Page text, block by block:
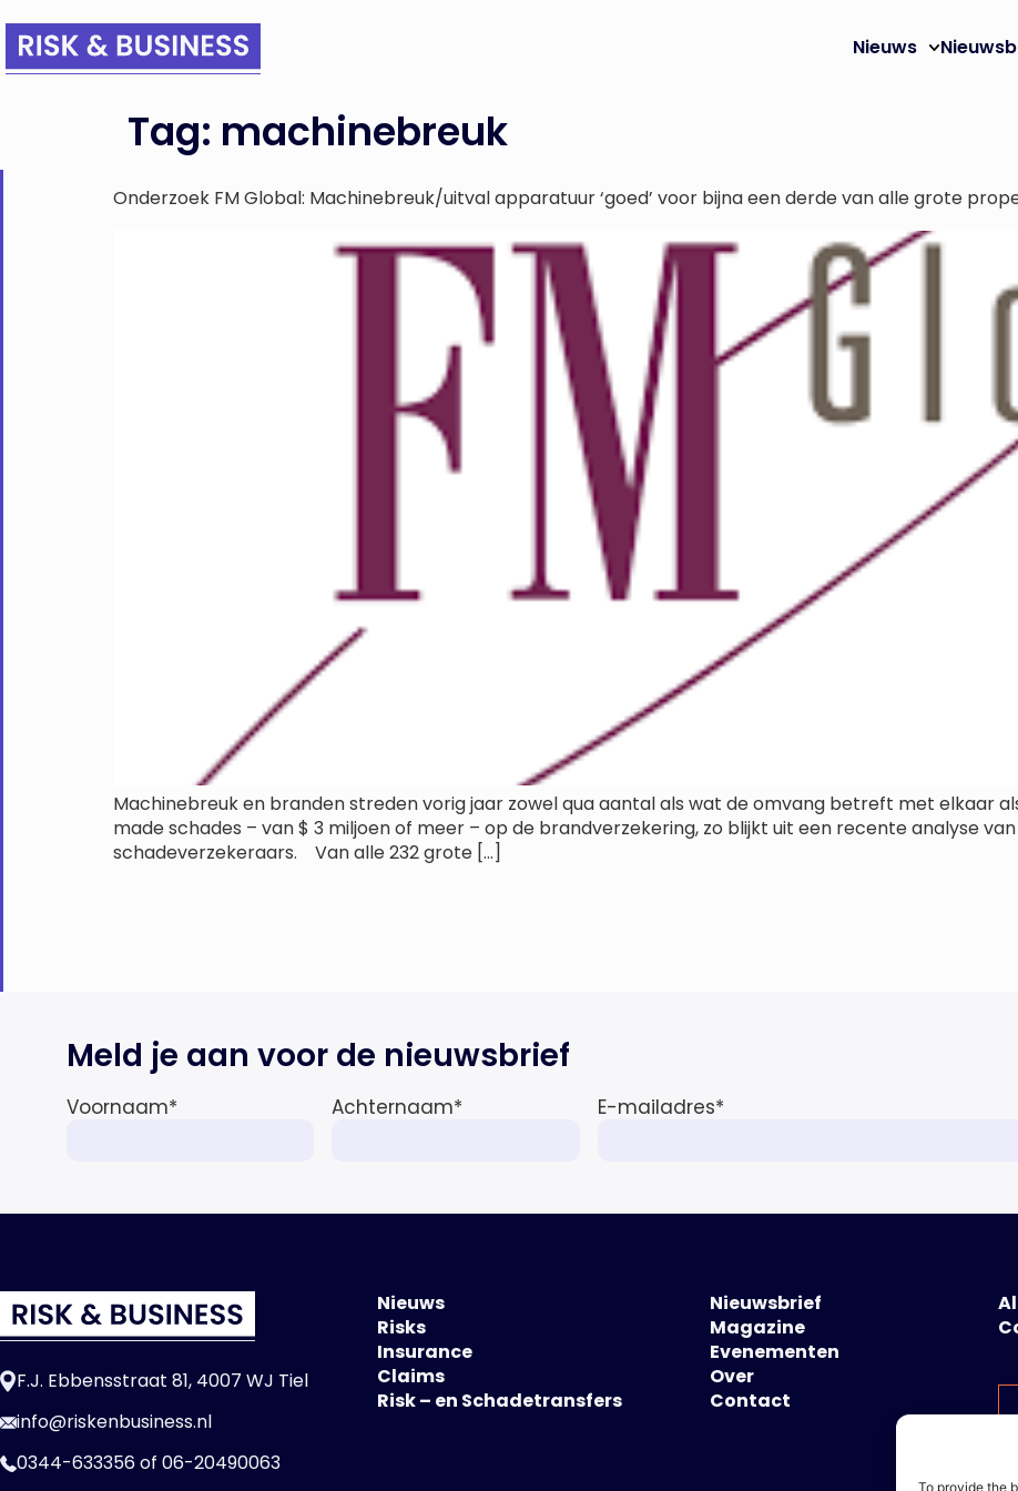
To provide the
Nieuws
Tag: machinebreuk
Onderzoek FM Global: Machinebreuk/uitval apparatuur ‘goed’ voor bijna een derde van alle grote
Machinebreuk en branden streden vorig jaar zowel qua aantal als wat de omvang betreft met elkaar
made schades – van $ 3 miljoen of meer – op de brandverzekering, zo blijkt uit een recente analyse
schadeverzekeraars. Van alle 232 grote […]
Meld je aan voor de nieuwsbrief
Voornaam* Achternaam* E-mailadres*
F.J. Ebbensstraat 81, 4007 WJ Tiel
info@riskenbusiness.nl
0344-633356of 06-20490063
Nieuws
Risks
Insurance
Claims
Risk – en Schadetransfers
Nieuwsbrief
Magazine
Evenementen
Over
Contact